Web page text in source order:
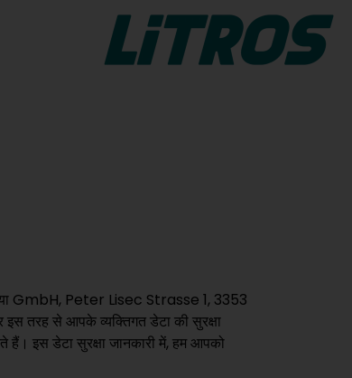
LiTROS Float Cut
LiTROS Float Cut
GmbH, Peter Lisec Strasse 1, 3353
तरह से आपके व्यक्तिगत डेटा की सुरक्षा
इस डेटा सुरक्षा जानकारी में, हम आपको